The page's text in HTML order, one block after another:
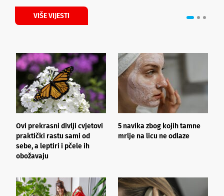
VIŠE VIJESTI
Ovi prekrasni divlji cvjetovi
praktički rastu sami od
sebe, a leptiri i pčele ih
obožavaju
5 navika zbog kojih tamne
mrlje na licu ne odlaze